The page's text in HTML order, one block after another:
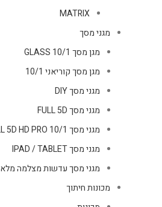
MATRIX
מגני מסך
מגן מסך GLASS 10/1
מגן מסך קוריאני 10/1
מגני מסך DIY
מגני מסך FULL 5D
מגני מסך FULL 5D HD PRO 10/1
מגני מסך IPAD / TABLET
מגני מסך עדשות מצלמה מלא
מכונות חיתוך